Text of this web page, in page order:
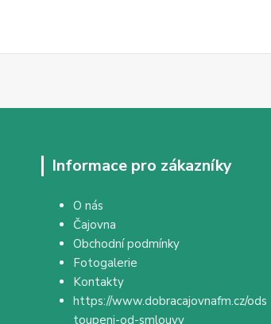
Informace pro zákazníky
O nás
Čajovna
Obchodní podmínky
Fotogalerie
Kontakty
https://www.dobracajovnafm.cz/ods
toupeni-od-smlouvy